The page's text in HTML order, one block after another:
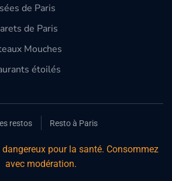
de Paris
de Paris
Mouches
étoilés
restos Resto à Paris
dangereux pour la santé. Consommez
avec modération.